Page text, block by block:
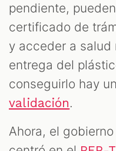
pendiente,
certificado de
y acceder a salud
entrega del
conseguirlo hay un
validación.
Ahora, el